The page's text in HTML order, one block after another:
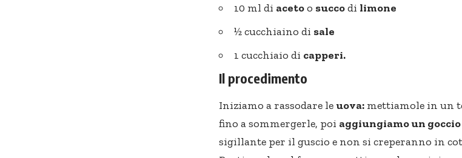
10 ml di acetoo succodi limone
½ cucchiaino di sale
1 cucchiaio di capperi.
Il procedimento
Iniziamo a rassodare le uova: mettiamole in un
fino a sommergerle, poi aggiungiamo un
sigillante per il guscio e non si creperanno in